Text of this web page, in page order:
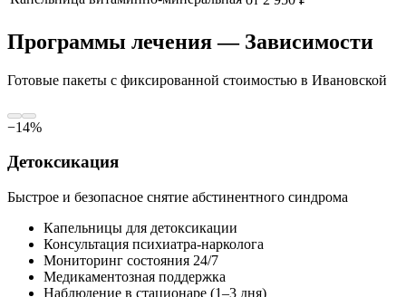
Программы лечения — Зависимости
Готовые пакеты с фиксированной стоимостью в Ивановской
−14%
Детоксикация
Быстрое и безопасное снятие абстинентного синдрома
Капельницы для детоксикации
Консультация психиатра-нарколога
Мониторинг состояния 24/7
Медикаментозная поддержка
Наблюдение в стационаре (1–3 дня)